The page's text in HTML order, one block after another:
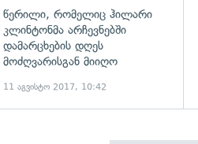
წერილი, რომელიც ჰილარი
კლინტონმა არჩევნებში
დამარცხების დღეს
მოძღვარისგან მიიღო
11 აგვისტო 2017, 10:42